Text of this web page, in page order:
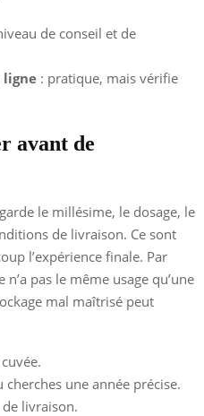
de conseil et de
: pratique, mais vérifie
avant de
le millésime, le dosage, le
de livraison. Ce sont
l’expérience finale. Par
pas le même usage qu’une
mal maîtrisé peut
une année précise.
de livraison.